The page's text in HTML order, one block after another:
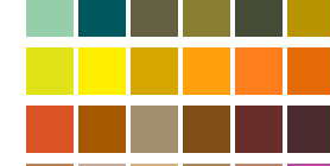
Wir haben diesen Shop
Leider verwenden nun
Monitoren unser Angebot